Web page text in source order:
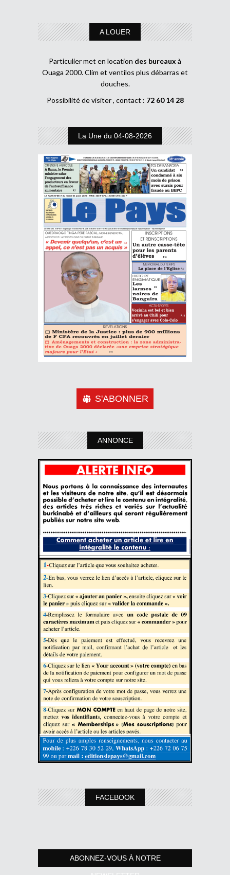
A LOUER
Particulier met en location des bureaux à
Ouaga 2000. Clim et ventilos plus débarras et
douches.
Possibilité de visiter , contact : 72 60 14 28
La Une du 04-08-2026
S'ABONNER
ANNONCE
FACEBOOK
ABONNEZ-VOUS À NOTRE